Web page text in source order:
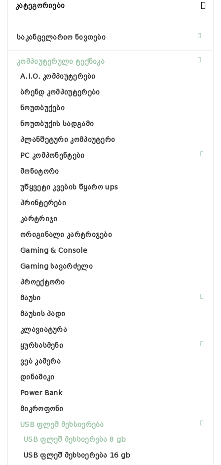
Კატეგორიები
საკანცელარიო ნივთები
კომპიუტერული ტექნიკა
A.I.O. კომპიუტერები
ბრენდ კომპიუტერები
ნოუთბუქები
ნოუთბუქის სადგამი
პლანშეტური კომპიუტერი
PC კომპონენტები
მონიტორი
უწყვეტი კვების წყარო ups
პრინტერები
კარტრიჯი
ორიგინალი კარტრიჯები
Gaming & Console
Gaming სავარძელი
პროექტორი
მაუსი
მაუსის პადი
კლავიატურა
ყურსასმენი
ვებ კამერა
დინამიკი
Power Bank
მიკროფონი
USB ფლეშ მეხსიერება
USB ფლეშ მეხსიერება 8 gb
USB ფლეშ მეხსიერება 16 gb